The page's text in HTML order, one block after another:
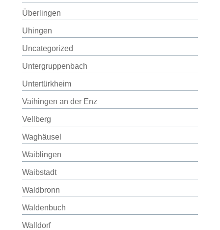
Überlingen
Uhingen
Uncategorized
Untergruppenbach
Untertürkheim
Vaihingen an der Enz
Vellberg
Waghäusel
Waiblingen
Waibstadt
Waldbronn
Waldenbuch
Walldorf